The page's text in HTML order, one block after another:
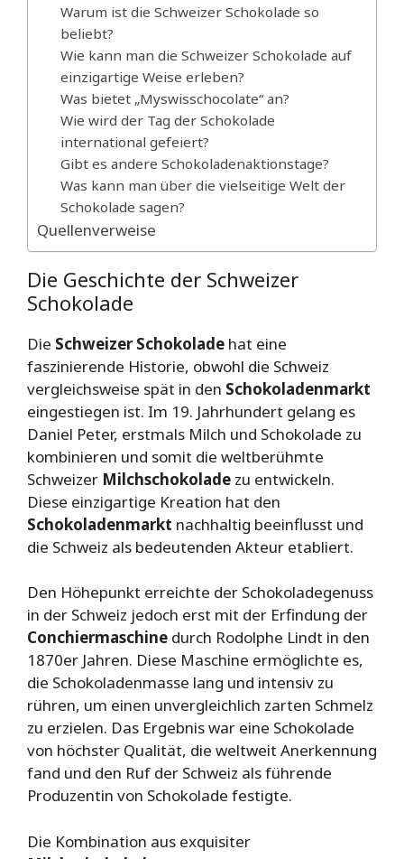
Warum ist die Schweizer Schokolade so
beliebt?
Wie kann man die Schweizer Schokolade auf
einzigartige Weise erleben?
Was bietet „Myswisschocolate“ an?
Wie wird der Tag der Schokolade
international gefeiert?
Gibt es andere Schokoladenaktionstage?
Was kann man über die vielseitige Welt der
Schokolade sagen?
Quellenverweise
Die Geschichte der Schweizer
Schokolade
Die Schweizer Schokolade hat eine
faszinierende Historie, obwohl die Schweiz
vergleichsweise spät in den Schokoladenmarkt
eingestiegen ist. Im 19. Jahrhundert gelang es
Daniel Peter, erstmals Milch und Schokolade zu
kombinieren und somit die weltberühmte
Schweizer Milchschokolade zu entwickeln.
Diese einzigartige Kreation hat den
Schokoladenmarkt nachhaltig beeinflusst und
die Schweiz als bedeutenden Akteur etabliert.
Den Höhepunkt erreichte der Schokoladegenuss
in der Schweiz jedoch erst mit der Erfindung der
Conchiermaschine durch Rodolphe Lindt in den
1870er Jahren. Diese Maschine ermöglichte es,
die Schokoladenmasse lang und intensiv zu
rühren, um einen unvergleichlich zarten Schmelz
zu erzielen. Das Ergebnis war eine Schokolade
von höchster Qualität, die weltweit Anerkennung
fand und den Ruf der Schweiz als führende
Produzentin von Schokolade festigte.
Die Kombination aus exquisiter